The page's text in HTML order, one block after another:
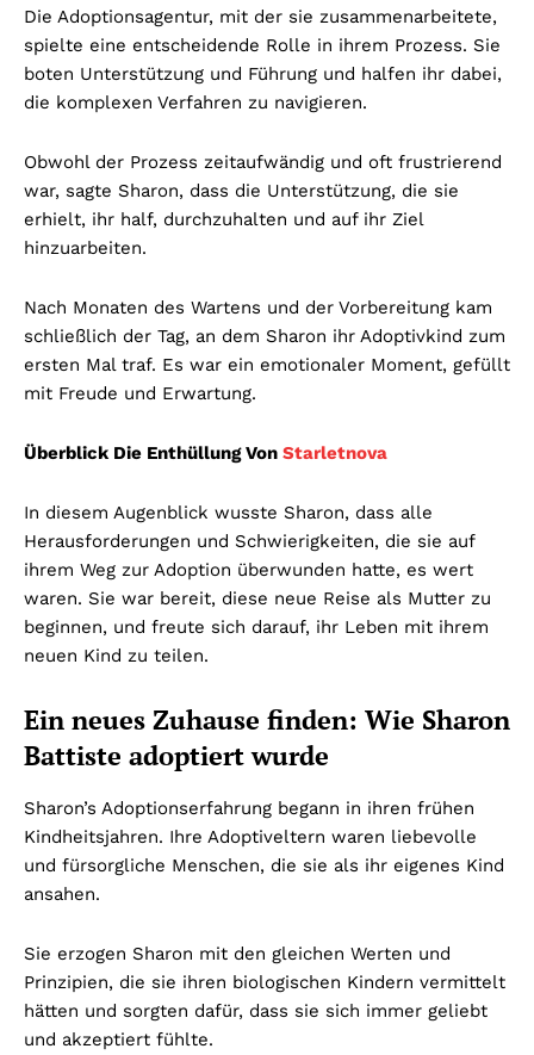
Die Adoptionsagentur, mit der sie zusammenarbeitete,
spielte eine entscheidende Rolle in ihrem Prozess. Sie
boten Unterstützung und Führung und halfen ihr dabei,
die komplexen Verfahren zu navigieren.
Obwohl der Prozess zeitaufwändig und oft frustrierend
war, sagte Sharon, dass die Unterstützung, die sie
erhielt, ihr half, durchzuhalten und auf ihr Ziel
hinzuarbeiten.
Nach Monaten des Wartens und der Vorbereitung kam
schließlich der Tag, an dem Sharon ihr Adoptivkind zum
ersten Mal traf. Es war ein emotionaler Moment, gefüllt
mit Freude und Erwartung.
Überblick Die Enthüllung Von Starletnova
In diesem Augenblick wusste Sharon, dass alle
Herausforderungen und Schwierigkeiten, die sie auf
ihrem Weg zur Adoption überwunden hatte, es wert
waren. Sie war bereit, diese neue Reise als Mutter zu
beginnen, und freute sich darauf, ihr Leben mit ihrem
neuen Kind zu teilen.
Ein neues Zuhause finden: Wie Sharon
Battiste adoptiert wurde
Sharon’s Adoptionserfahrung begann in ihren frühen
Kindheitsjahren. Ihre Adoptiveltern waren liebevolle
und fürsorgliche Menschen, die sie als ihr eigenes Kind
ansahen.
Sie erzogen Sharon mit den gleichen Werten und
Prinzipien, die sie ihren biologischen Kindern vermittelt
hätten und sorgten dafür, dass sie sich immer geliebt
und akzeptiert fühlte.